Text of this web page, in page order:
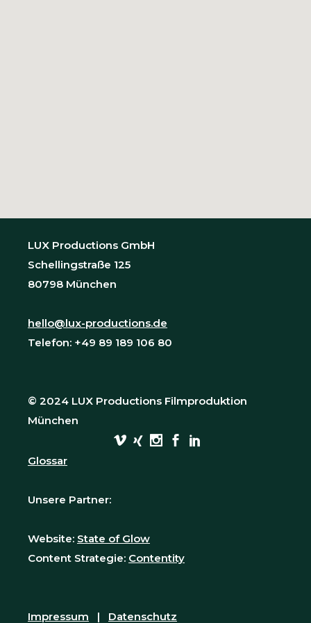
LUX Productions GmbH
Schellingstraße 125
80798 München
hello@lux-productions.de
Telefon: +49 89 189 106 80
© 2024 LUX Productions Filmproduktion
München
Glossar
Unsere Partner:
Website: State of Glow
Content Strategie: Contentity
Impressum | Datenschutz